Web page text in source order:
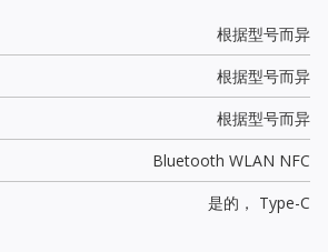
根据型号而异
根据型号而异
根据型号而异
Bluetooth WLAN NFC
是的， Type-C